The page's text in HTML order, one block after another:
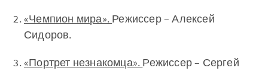
«Чемпион мира». Режиссер – Алексей
Сидоров.
«Портрет незнакомца». Режиссер – Сергей